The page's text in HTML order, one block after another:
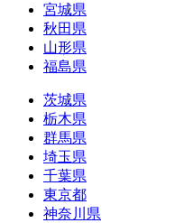
宮城県
秋田県
山形県
福島県
茨城県
栃木県
群馬県
埼玉県
千葉県
東京都
神奈川県